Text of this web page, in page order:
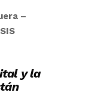
–
y la